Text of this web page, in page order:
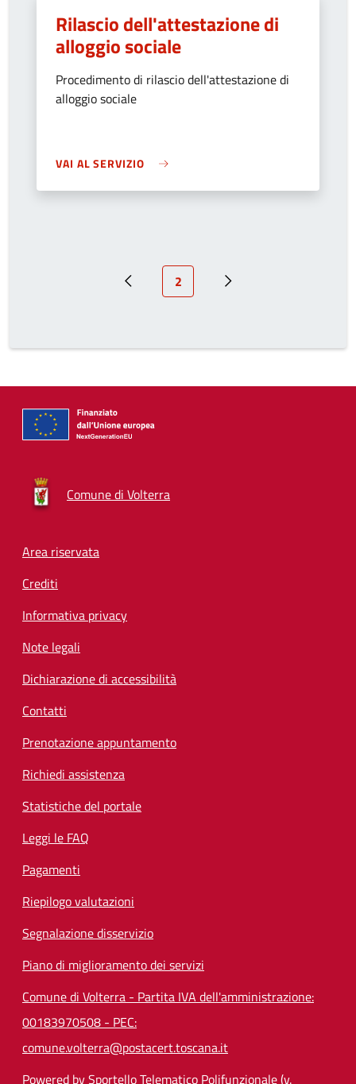
Rilascio dell'attestazione di
alloggio sociale
Procedimento di rilascio dell'attestazione di
alloggio sociale
VAI AL SERVIZIO
Pagina precedente
Pagina attuale
2 Prossima pagina
Comune di Volterra
Footer menu
Area riservata
Crediti
Informativa privacy
Note legali
Dichiarazione di accessibilità
Contatti
Prenotazione appuntamento
Richiedi assistenza
Statistiche del portale
Leggi le FAQ
Pagamenti
Riepilogo valutazioni
Segnalazione disservizio
Piano di miglioramento dei servizi
Comune di Volterra - Partita IVA dell'amministrazione:
00183970508 - PEC:
comune.volterra@postacert.toscana.it
Powered by Sportello Telematico Polifunzionale (v.